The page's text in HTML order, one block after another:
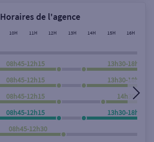
ou
Rechercher
Horaires de l'agence
10H 11H 12H 13H 14H 15H 16H
08h45-12h15 13h30-18h00
08h45-12h15 13h30-18h00
08h45-12h15 14h30-
08h45-12h15 13h30-18h00
08h45-12h30